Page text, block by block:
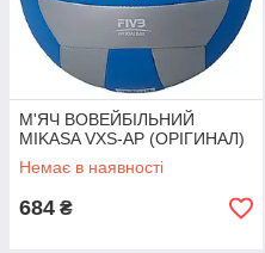
М'ЯЧ ВОВЕЙБІЛЬНИЙ
MIKASA VXS-AP (ОРІГИНАЛ)
Немає в наявності
684 ₴